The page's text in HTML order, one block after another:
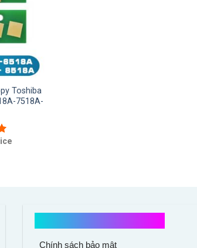
Toshiba
7518A-
Chính sách bảo mật